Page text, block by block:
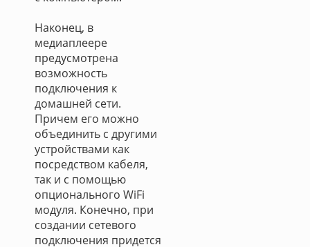
Наконец, в
медиаплеере
предусмотрена
возможность
подключения к
домашней сети.
Причем его можно
объединить с другими
устройствами как
посредством кабеля,
так и с помощью
опционального WiFi
модуля. Конечно, при
создании сетевого
подключения придется